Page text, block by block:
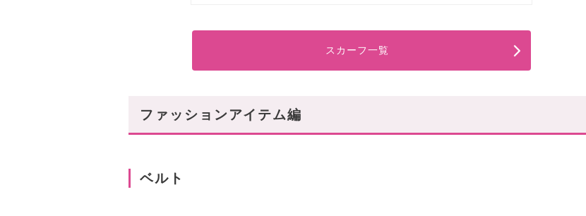
スカーフ一覧
ファッションアイテム編
ベルト